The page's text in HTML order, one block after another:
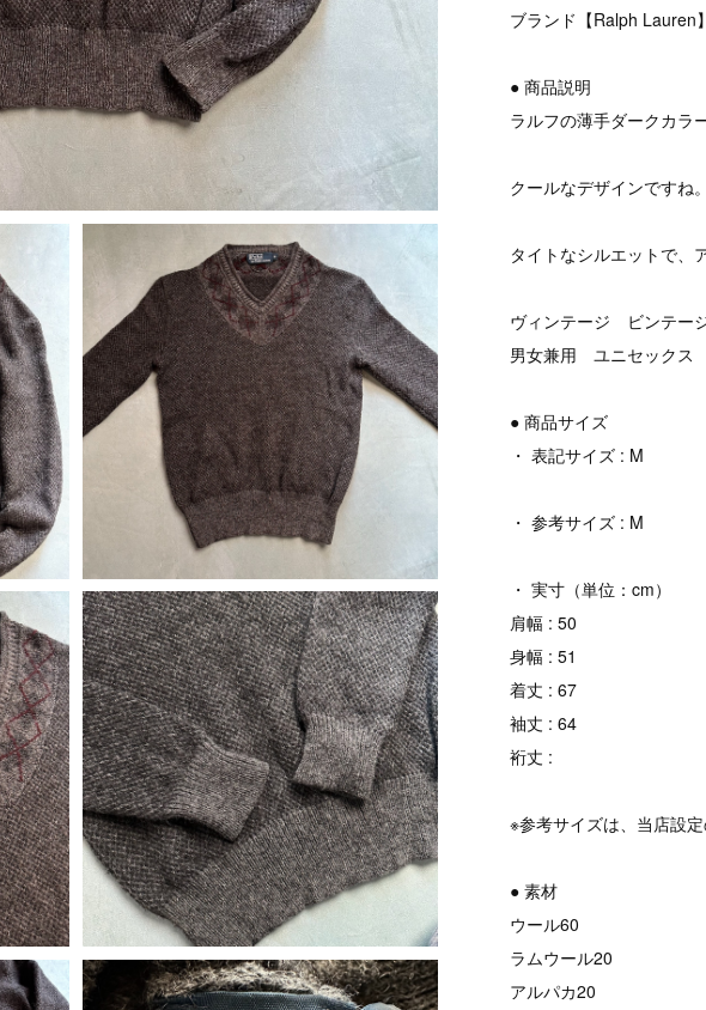
ブランド【Ralph Lauren
● 商品説明
ラルフの薄手ダークカラ
クールなデザインですね
タイトなシルエットで、
ヴィンテージ ビンテー
男女兼用 ユニセックス
● 商品サイズ
・ 表記サイズ : M
・ 参考サイズ : M
・ 実寸（単位：cm）
肩幅 : 50
身幅 : 51
着丈 : 67
袖丈 : 64
裄丈 :
※参考サイズは、当店設
● 素材
ウール60
ラムウール20
アルパカ20